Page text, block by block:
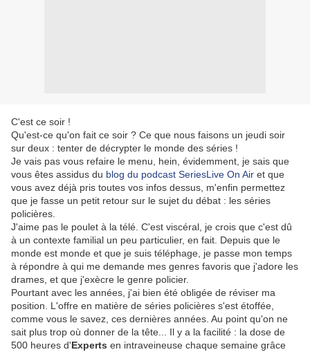
C'est ce soir !
Qu'est-ce qu'on fait ce soir ? Ce que nous faisons un jeudi soir
sur deux : tenter de décrypter le monde des séries !
Je vais pas vous refaire le menu, hein, évidemment, je sais que
vous êtes assidus du blog du podcast SeriesLive On Air et que
vous avez déjà pris toutes vos infos dessus, m'enfin permettez
que je fasse un petit retour sur le sujet du débat : les séries
policières.
J'aime pas le poulet à la télé. C'est viscéral, je crois que c'est dû
à un contexte familial un peu particulier, en fait. Depuis que le
monde est monde et que je suis téléphage, je passe mon temps
à répondre à qui me demande mes genres favoris que j'adore les
drames, et que j'exècre le genre policier.
Pourtant avec les années, j'ai bien été obligée de réviser ma
position. L'offre en matière de séries policières s'est étoffée,
comme vous le savez, ces dernières années. Au point qu'on ne
sait plus trop où donner de la tête... Il y a la facilité : la dose de
500 heures d'Experts en intraveineuse chaque semaine grâce